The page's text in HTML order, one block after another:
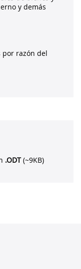
y demás
por razón del
.ODT(~9KB)